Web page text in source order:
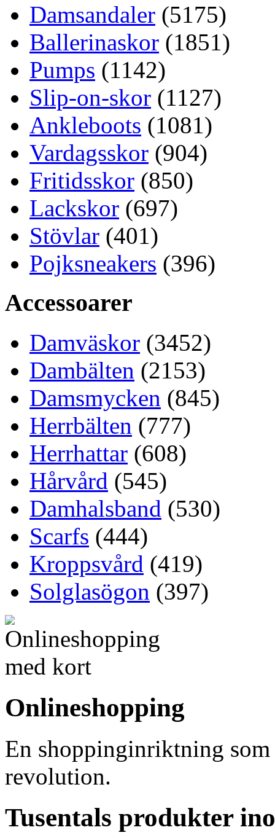
Damsandaler (5175)
Ballerinaskor (1851)
Pumps (1142)
Slip-on-skor (1127)
Ankleboots (1081)
Vardagsskor (904)
Fritidsskor (850)
Lackskor (697)
Stövlar (401)
Pojksneakers (396)
Accessoarer
Damväskor (3452)
Dambälten (2153)
Damsmycken (845)
Herrbälten (777)
Herrhattar (608)
Hårvård (545)
Damhalsband (530)
Scarfs (444)
Kroppsvård (419)
Solglasögon (397)
Onlineshopping
En shoppinginriktning
revolution.
Tusentals produkter